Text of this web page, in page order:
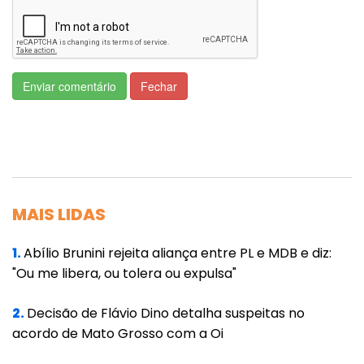
do governo com os vendedores que nem
sequer apresentavam provas sólidas de
terem as doses em mãos.
públicos e ex-servidores públicos", disse
Bezerra.
"A gente constata a falta de credenciamento,
de capacidade técnica, de habilidade técnica
eventuais representantes, pudessem tratar
com o governo brasileiro para eventual
Enviar comentário Fechar
MAIS LIDAS
1.Abílio Brunini rejeita aliança entre PL e MDB e diz:
"Ou me libera, ou tolera ou expulsa"
2.Decisão de Flávio Dino detalha suspeitas no
acordo de Mato Grosso com a Oi